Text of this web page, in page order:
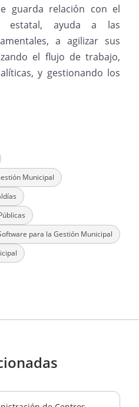
guarda relación con el
estatal, ayuda a las
a agilizar sus
el flujo de trabajo,
y gestionando los
Municipal
para la Gestión Municipal